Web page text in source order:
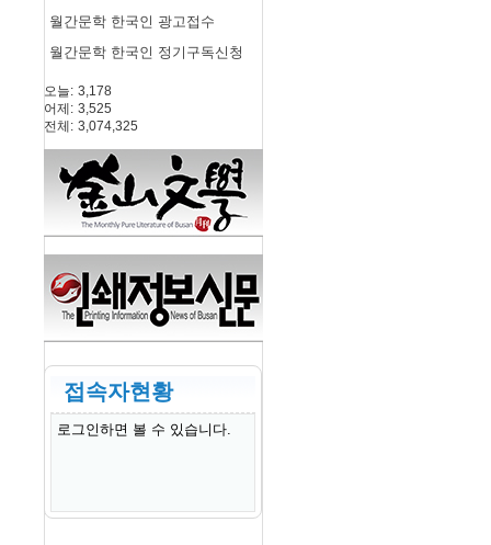
월간문학 한국인 광고접수
월간문학 한국인 정기구독신청
오늘: 3,178
어제: 3,525
전체: 3,074,325
접속자현황
로그인하면 볼 수 있습니다.